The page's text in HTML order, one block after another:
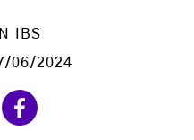
IBS
06/2024